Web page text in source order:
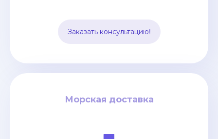
Заказать консультацию!
другими видами транспорта.
Морская доставка
Морская доставка